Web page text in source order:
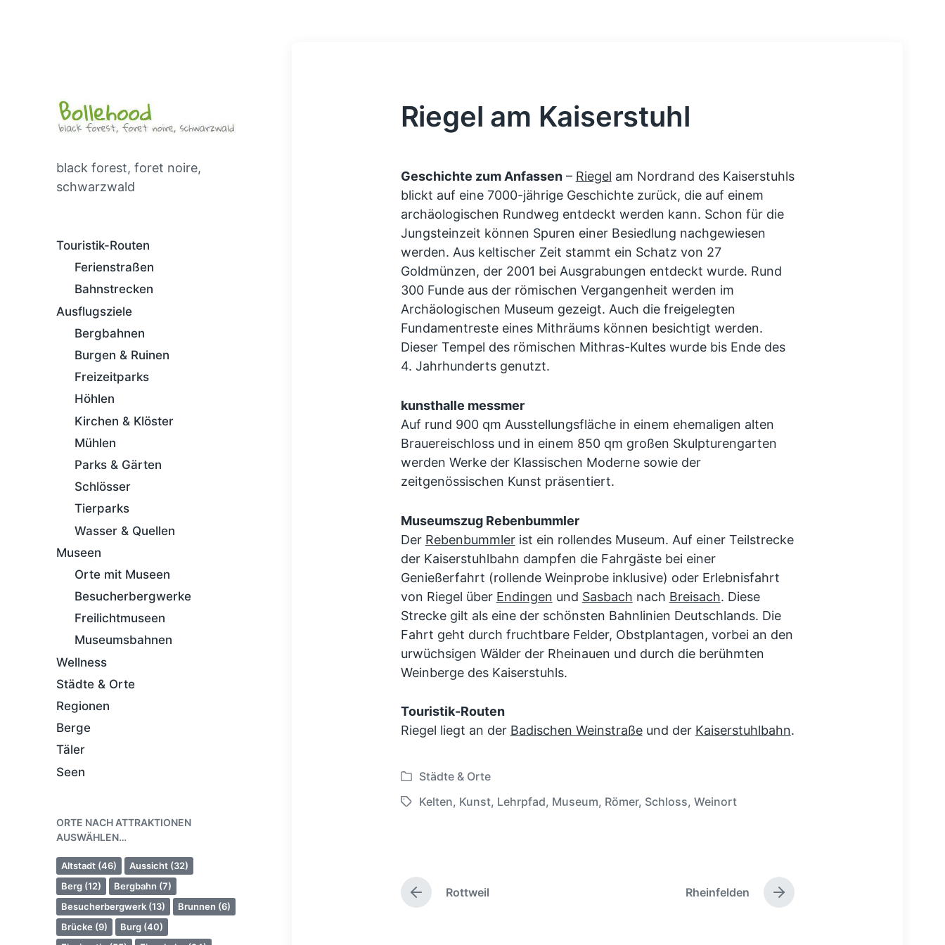
black forest, foret noire,
schwarzwald
Touristik-Routen
Ferienstraßen
Bahnstrecken
Ausflugsziele
Bergbahnen
Burgen & Ruinen
Freizeitparks
Höhlen
Kirchen & Klöster
Mühlen
Parks & Gärten
Schlösser
Tierparks
Wasser & Quellen
Museen
Orte mit Museen
Besucherbergwerke
Freilichtmuseen
Museumsbahnen
Wellness
Städte & Orte
Regionen
Berge
Täler
Seen
ORTE NACH ATTRAKTIONEN
AUSWÄHLEN…
Altstadt (46) Aussicht (32)
Berg (12) Bergbahn (7)
Besucherbergwerk (13) Brunnen (6)
Brücke (9) Burg (40)
Riegel am Kaiserstuhl
Geschichte zum Anfassen– Riegel am Nordrand des Kaiserstuhls
blickt auf eine 7000-jährige Geschichte zurück, die auf einem
archäologischen Rundweg entdeckt werden kann. Schon für die
Jungsteinzeit können Spuren einer Besiedlung nachgewiesen
werden. Aus keltischer Zeit stammt ein Schatz von 27
Goldmünzen, der 2001 bei Ausgrabungen entdeckt wurde. Rund
300 Funde aus der römischen Vergangenheit werden im
Archäologischen Museum gezeigt. Auch die freigelegten
Fundamentreste eines Mithräums können besichtigt werden.
Dieser Tempel des römischen Mithras-Kultes wurde bis Ende des
4. Jahrhunderts genutzt.
kunsthalle messmer
Auf rund 900 qm Ausstellungsfläche in einem ehemaligen alten
Brauereischloss und in einem 850 qm großen Skulpturengarten
werden Werke der Klassischen Moderne sowie der
zeitgenössischen Kunst präsentiert.
Museumszug Rebenbummler
Der Rebenbummlerist ein rollendes Museum. Auf einer Teilstrecke
der Kaiserstuhlbahn dampfen die Fahrgäste bei einer
Genießerfahrt (rollende Weinprobe inklusive) oder Erlebnisfahrt
von Riegel über Endingen und Sasbach nach Breisach. Diese
Strecke gilt als eine der schönsten Bahnlinien Deutschlands. Die
Fahrt geht durch fruchtbare Felder, Obstplantagen, vorbei an den
urwüchsigen Wälder der Rheinauen und durch die berühmten
Weinberge des Kaiserstuhls.
Touristik-Routen
Riegel liegt an der Badischen Weinstraßeund der Kaiserstuhlbahn.
V
e
e
n
Städte & Orte
S
g
w
Kelten, Kunst, Lehrpfad, Museum, Römer, Schloss, Weinort
V
o
Rottweil
N
ä
Rheinfelden